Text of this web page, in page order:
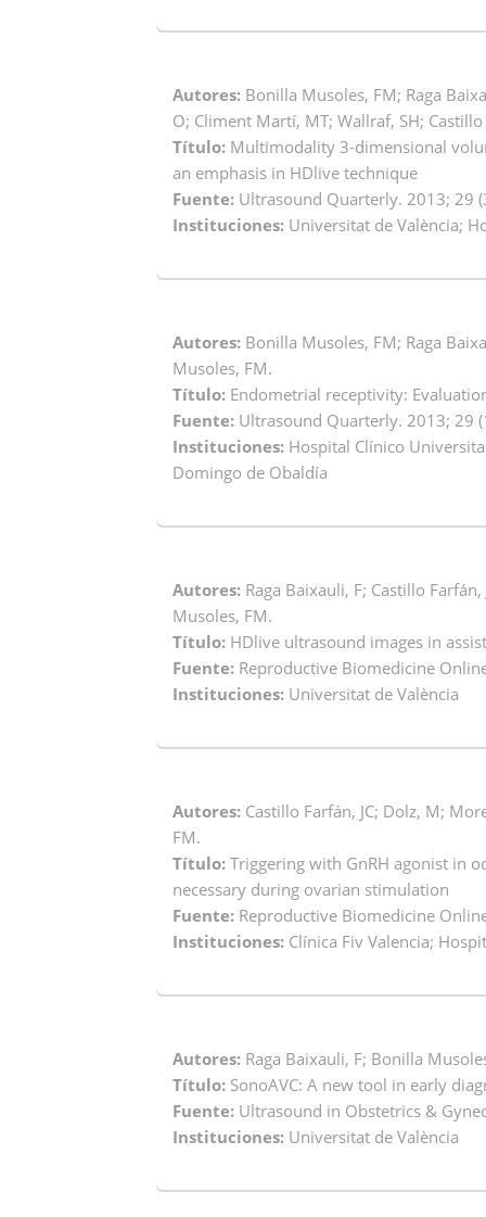
Autores: Bonilla Musoles, FM; Raga
O; Climent Martí, MT; Wallraf, SH; Castillo
Título: Multimodality 3-dimensional
an emphasis in HDlive technique
Fuente: Ultrasound Quarterly. 2013; 29
Instituciones: Universitat de València;
Autores: Bonilla Musoles, FM; Raga
Musoles, FM.
Título: Endometrial receptivity:
Fuente: Ultrasound Quarterly. 2013; 29
Instituciones: Hospital Clínico
Domingo de Obaldía
Autores: Raga Baixauli, F; Castillo
Musoles, FM.
Título: HDlive ultrasound images in
Fuente: Reproductive Biomedicine
Instituciones: Universitat de València
Autores: Castillo Farfán, JC; Dolz, M;
FM.
Título: Triggering with GnRH agonist in
necessary during ovarian stimulation
Fuente: Reproductive Biomedicine
Instituciones: Clínica Fiv Valencia;
Autores: Raga Baixauli, F; Bonilla
Título: SonoAVC: A new tool in early
Fuente: Ultrasound in Obstetrics &
Instituciones: Universitat de València